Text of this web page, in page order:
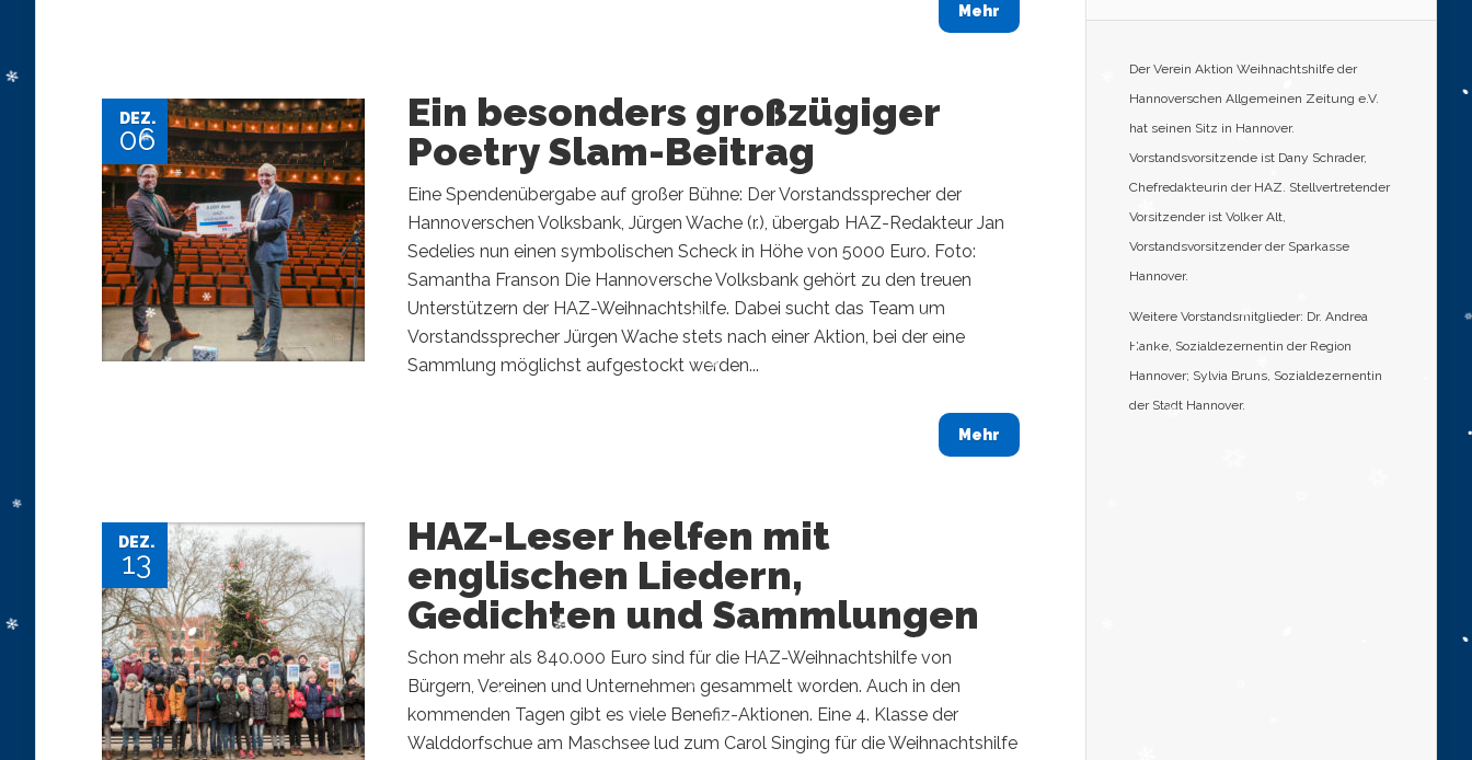
Mehr
DEZ.
06
Ein besonders großzügiger
Poetry Slam-Beitrag
Eine Spendenübergabe auf großer Bühne: Der Vorstandssprecher der
Hannoverschen Volksbank, Jürgen Wache (r.), übergab HAZ-Redakteur Jan
Sedelies nun einen symbolischen Scheck in Höhe von 5000 Euro. Foto:
Samantha Franson ​Die Hannoversche Volksbank gehört zu den treuen
Unterstützern der HAZ-Weihnachtshilfe. Dabei sucht das Team um
Vorstandssprecher Jürgen Wache stets nach einer Aktion, bei der eine
Sammlung möglichst aufgestockt werden...
Mehr
DEZ.
13
HAZ-Leser helfen mit
englischen Liedern,
Gedichten und Sammlungen
Schon mehr als 840.000 Euro sind für die HAZ-Weihnachtshilfe von
Bürgern, Vereinen und Unternehmen gesammelt worden. Auch in den
kommenden Tagen gibt es viele Benefiz-Aktionen. Eine 4. Klasse der
Walddorfschue am Maschsee lud zum Carol Singing für die Weihnachtshilfe
Der Verein Aktion Weihnachtshilfe der
Hannoverschen Allgemeinen Zeitung e.V.
hat seinen Sitz in Hannover.
Vorstandsvorsitzende ist Dany Schrader,
Chefredakteurin der HAZ. Stellvertretender
Vorsitzender ist Volker Alt,
Vorstandsvorsitzender der Sparkasse
Hannover.
Weitere Vorstandsmitglieder: Dr. Andrea
Hanke, Sozialdezernentin der Region
Hannover; Sylvia Bruns, Sozialdezernentin
der Stadt Hannover.